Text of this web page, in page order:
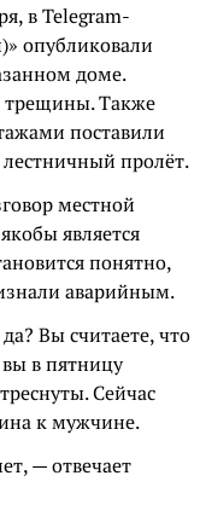
в Telegram-
опубликовали
доме.
трещины. Также
поставили
пролёт.
местной
является
понятно,
аварийным.
Вы считаете, что
в пятницу
Сейчас
к мужчине.
— отвечает